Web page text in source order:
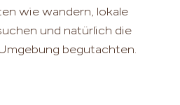
wie wandern, lokale
und natürlich die
begutachten.